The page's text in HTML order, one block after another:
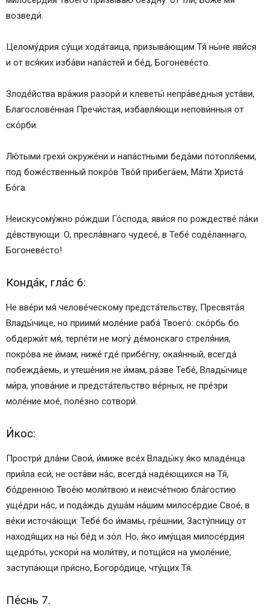
возведи́.
Целому́дрия су́щи хода́таица, призыва́ющим Тя́ ны́не яви́ся
и от вся́ких изба́ви напа́стей и бе́д, Богоневе́сто.
Злоде́йства вра́жия разори́ и клеветы́ непра́ведныя уста́ви,
Благослове́нная Пречи́стая, избавля́ющи непови́нныя от
ско́рби.
Лю́тыми грехи́ окруже́ни и напа́стными беда́ми потопля́еми,
под боже́ственный покро́в Тво́й прибега́ем, Ма́ти Христа́
Бо́га.
Неискусому́жно ро́ждши Го́спода, яви́ся по рождестве́ па́ки
де́вствующи. О, пресла́внаго чудесе́, в Тебе́ соде́ланнаго,
Богоневе́сто!
Конда́к, гла́с 6:
Не вве́ри мя́ челове́ческому предста́тельству, Пресвята́я
Влады́чице, но приими́ моле́ние раба́ Твоего́: ско́рбь бо
обдержи́т мя́, терпе́ти не могу́ де́монскаго стреля́ния,
покро́ва не и́мам, ниже́ где́ прибе́гну, окая́нный, всегда́
побежда́емь, и утеше́ния не и́мам, ра́зве Тебе́, Влады́чице
ми́ра, упова́ние и предста́тельство ве́рных, не пре́зри
моле́ние мое́, поле́зно сотвори́.
И́кос:
Простри́ дла́ни Свои́, и́миже все́х Влады́ку я́ко младе́нца
прия́ла еси́, не оста́ви на́с, всегда́ наде́ющихся на Тя́,
бо́дренною Твое́ю моли́твою и неисче́тною бла́гостию
уще́дри на́с, и пода́ждь душа́м на́шим милосе́рдие Свое́, в
ве́ки источа́ющи: Тебе́ бо и́мамы, гре́шнии, Засту́пницу от
находя́щих на ны́ бе́д и зо́л. Но, я́ко иму́щая милосе́рдия
щедро́ты, ускори́ на моли́тву, и потщи́ся на умоле́ние,
заступа́ющи при́сно, Богоро́дице, чту́щих Тя́.
Пе́снь 7.